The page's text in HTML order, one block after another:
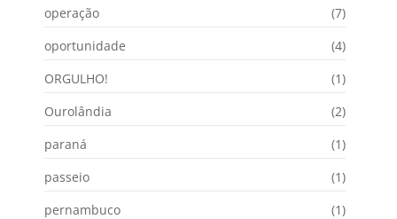
operação
(7)
oportunidade
(4)
ORGULHO!
(1)
Ourolândia
(2)
paraná
(1)
passeio
(1)
pernambuco
(1)